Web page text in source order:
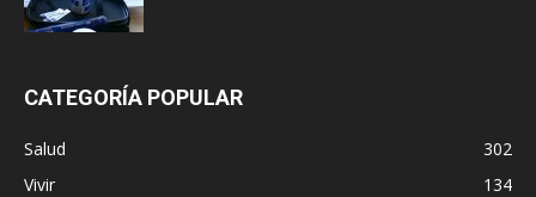
CATEGORÍA POPULAR
Salud
302
Vivir
134